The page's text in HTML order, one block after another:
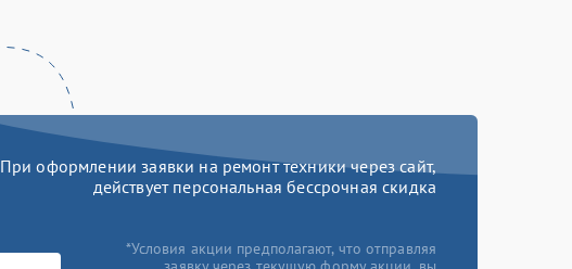
При оформлении заявки на ремонт техники через сайт,
действует персональная бессрочная скидка
*Условия акции предполагают, что отправляя